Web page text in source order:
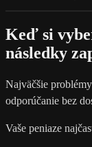
Keď si
následky
Najväčšie
odporúčanie bez
Vaše peniaze